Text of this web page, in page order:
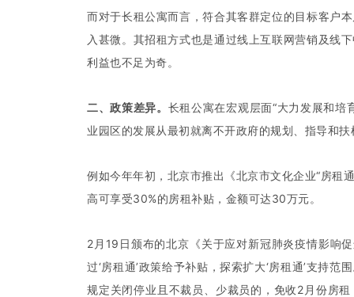
而对于长租公寓而言，符合其客群定位的目标客户
入甚微。其招租方式也是通过线上互联网营销及线
利益也不足为奇。
二、政策差异。 长租公寓在宏观层面“大力发展和
业园区的发展从最初就离不开政府的规划、指导和扶
例如今年年初，北京市推出《北京市文化企业“房
高可享受30%的房租补贴，金额可达30万元。
2月19日颁布的北京《关于应对新冠肺炎疫情影响
过‘房租通’政策给予补贴，探索扩大‘房租通’支持
规定关闭停业且不裁员、少裁员的，免收2月份房